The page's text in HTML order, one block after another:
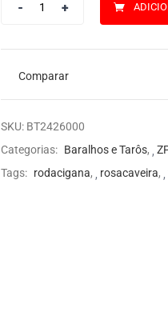
Comparar
SKU: BT2426000
Categorias: Baralhos e Tarôs,
Tags: rodacigana, rosacaveira,